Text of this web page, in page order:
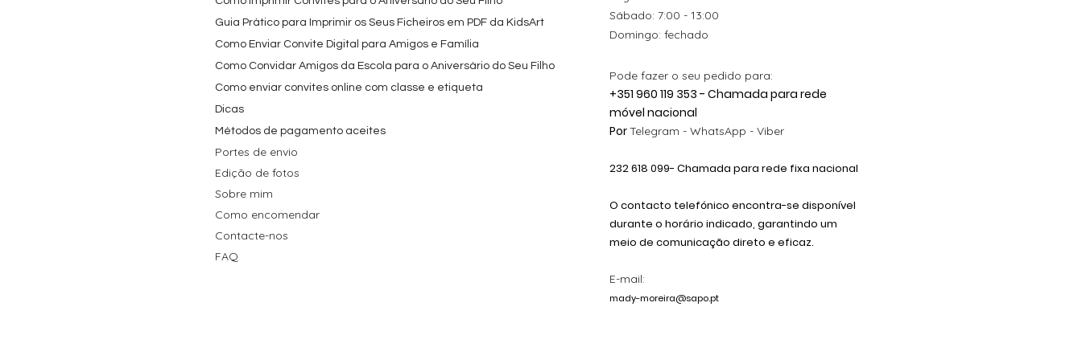
Guia Prático para Imprimir os Seus Ficheiros em PDF da KidsArt
Como Enviar Convite Digital para Amigos e Família
Como Convidar Amigos da Escola para o Aniversário do Seu Filho
Como enviar convites online com classe e etiqueta
Dicas
Métodos de pagamento aceites
Portes de envio
Edição de fotos
Sobre mim
Como encomendar
Contacte-nos
FAQ
​​Sábado: 7:00 - 13:00
​Domingo: fechado
Pode fazer o seu pedido para:
+351 960 119 353 - Chamada para rede
móvel nacional
PorTelegram - WhatsApp - Viber
232 618 099- Chamada para rede fixa nacional
O contacto telefónico encontra-se disponível
durante o horário indicado, garantindo um
meio de comunicação direto e eficaz.
E-mail:
mady-moreira@sapo.pt